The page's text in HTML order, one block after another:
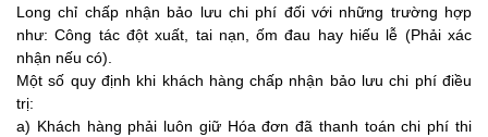
Long chỉ chấp nhận bảo lưu chi phí đối với những trường hợp
như: Công tác đột xuất, tai nạn, ốm đau hay hiếu lễ (Phải xác
nhận nếu có).
Một số quy định khi khách hàng chấp nhận bảo lưu chi phí điều
trị:
a) Khách hàng phải luôn giữ Hóa đơn đã thanh toán chi phí thi